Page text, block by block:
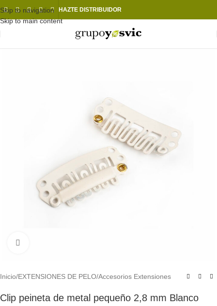
Skip to navigation
Skip to main content
HAZTE DISTRIBUIDOR
Inicio/EXTENSIONES DE PELO/Accesorios Extensiones
Clip peineta de metal pequeño 2,8 mm Blanco